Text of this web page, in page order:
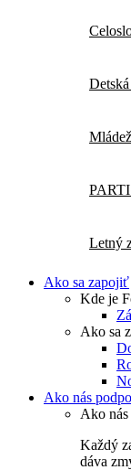
Letný
Ako sa zapojiť
Kde je
Ako sa
Ako nás
Ako
Každý
dáva